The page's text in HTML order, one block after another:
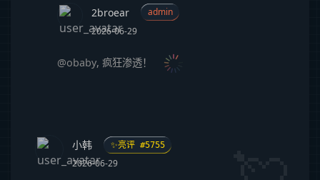
2broear
admin
2026-06-29
@obaby, 疯狂渗透！
小韩 ✨亮评 #5755
2026-06-29